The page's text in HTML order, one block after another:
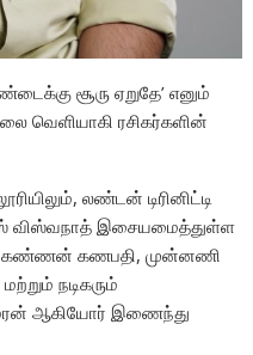
சூரு ஏறுதே’ எனும்
வெளியாகி ரசிகர்களின்
லண்டன் டிரினிட்டி
விஸ்வநாத் இசையமைத்துள்ள
கண்ணன் கணபதி, முன்னணி
நடிகரும்
ஆகியோர் இணைந்து